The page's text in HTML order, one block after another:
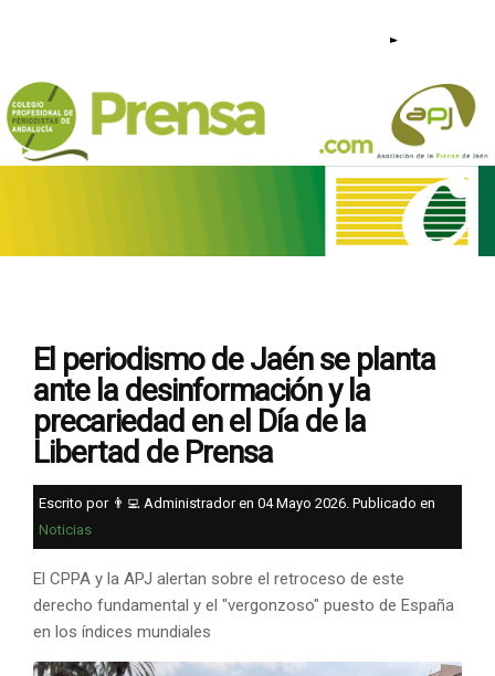
El periodismo de Jaén se planta
ante la desinformación y la
precariedad en el Día de la
Libertad de Prensa
Escrito por 👨‍💻 Administrador en 04 Mayo 2026. Publicado en
Noticias
El CPPA y la APJ alertan sobre el retroceso de este
derecho fundamental y el "vergonzoso" puesto de España
en los índices mundiales